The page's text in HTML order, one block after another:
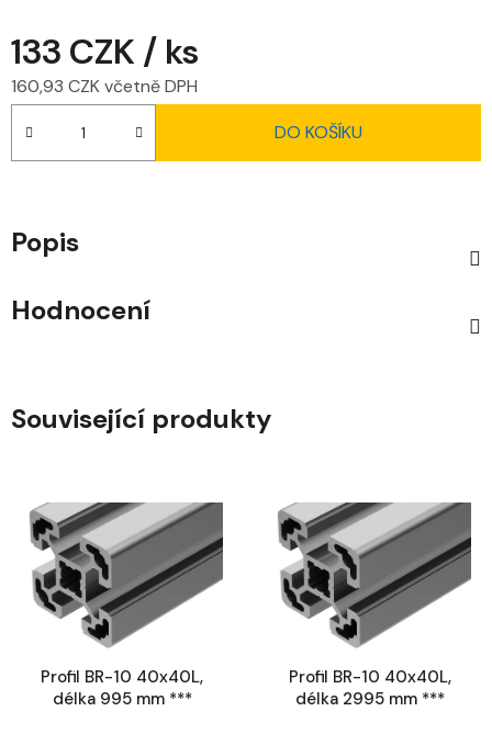
133 CZK / ks
160,93 CZK včetně DPH
DO KOŠÍKU
Popis
Hodnocení
Související produkty
Profil BR-10 40x40L,
délka 995 mm ***
Profil BR-10 40x40L,
délka 2995 mm ***